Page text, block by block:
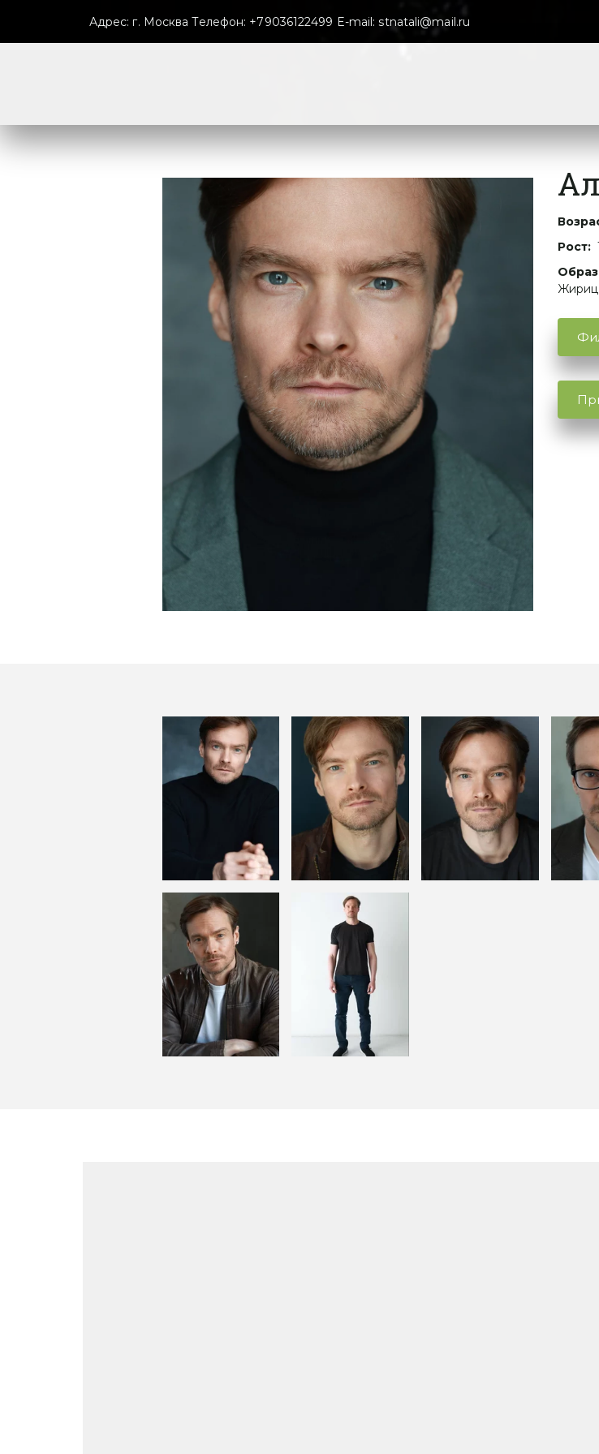
  Адрес: г. Москва Телефон: +79036122499 E-mail: stnatali@mail.ru
Рост: